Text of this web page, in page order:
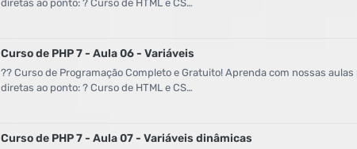
diretas ao ponto: ? Curso de HTML e CS…
Curso de PHP 7 - Aula 06 - Variáveis
?? Curso de Programação Completo e Gratuito! Aprenda com nossas
diretas ao ponto: ? Curso de HTML e CS…
Curso de PHP 7 - Aula 07 - Variáveis dinâmicas